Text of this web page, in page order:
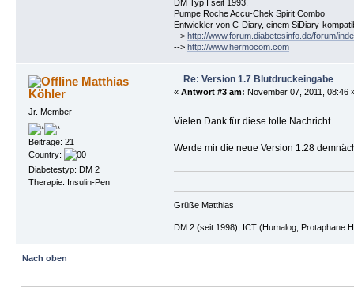
DM Typ I seit 1993.
Pumpe Roche Accu-Chek Spirit Combo
Entwickler von C-Diary, einem SiDiary-
--> http://www.forum.diabetesinfo.de/forum/
--> http://www.hermocom.com
Matthias
Köhler
Jr. Member
Beiträge: 21
Country:
Diabetestyp: DM 2
Therapie: Insulin-Pen
Re: Version 1.7 Blutdruckeingabe
« Antwort #3 am: November 07, 2011, 08:46
Vielen Dank für diese tolle Nachricht.
Werde mir die neue Version 1.28
Grüße Matthias
DM 2 (seit 1998), ICT (Humalog, Protaphane
Nach oben